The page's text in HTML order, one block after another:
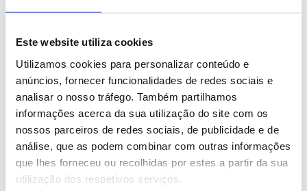
Este website utiliza cookies
Utilizamos cookies para personalizar conteúdo e
anúncios, fornecer funcionalidades de redes sociais e
analisar o nosso tráfego. Também partilhamos
informações acerca da sua utilização do site com os
nossos parceiros de redes sociais, de publicidade e de
análise, que as podem combinar com outras informações
que lhes forneceu ou recolhidas por estes a partir da sua
utilização dos respetivos serviços.
em Gulkula, Território do
ID: 47554935 Data: 02/08/2026 11:19
Oliveira
ID: 47553935 Data: 01/08/2026 23:44
18 IMAGENS 24 IMAGENS